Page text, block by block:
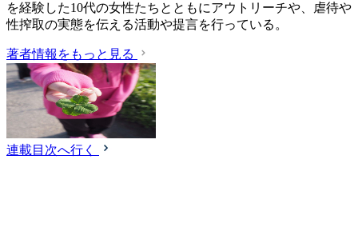
を経験した10代の女性たちとともにアウトリーチや、虐待や
性搾取の実態を伝える活動や提言を行っている。
著者情報をもっと見る
連載目次へ行く